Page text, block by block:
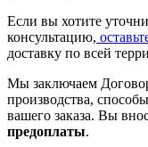
Если вы хотите
консультацию,
доставку по всей
Мы заключаем
производства,
вашего заказа. Вы
предоплаты.